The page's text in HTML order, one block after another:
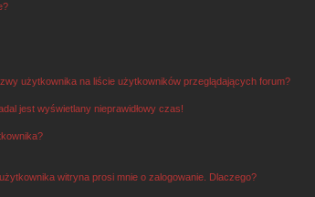
użytkownika na liście użytkowników przeglądających forum?
jest wyświetlany nieprawidłowy czas!
witryna prosi mnie o zalogowanie. Dlaczego?